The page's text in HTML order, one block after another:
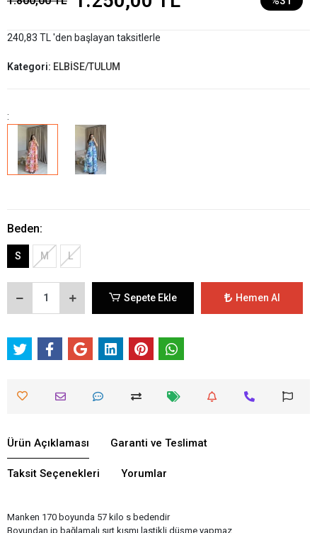
240,83 TL 'den başlayan taksitlerle
Kategori: ELBİSE/TULUM
:
Beden:
S M L
Sepete Ekle Hemen Al
Ürün Açıklaması Garanti ve Teslimat
Taksit Seçenekleri Yorumlar
Manken 170 boyunda 57 kilo s bedendir
Boyundan ip bağlamalı sırt kısmı lastikli düşme yapmaz